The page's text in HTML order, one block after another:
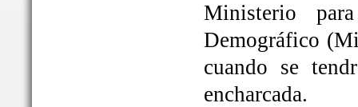
Ministerio
Demográfico
cuando se
encharcada.